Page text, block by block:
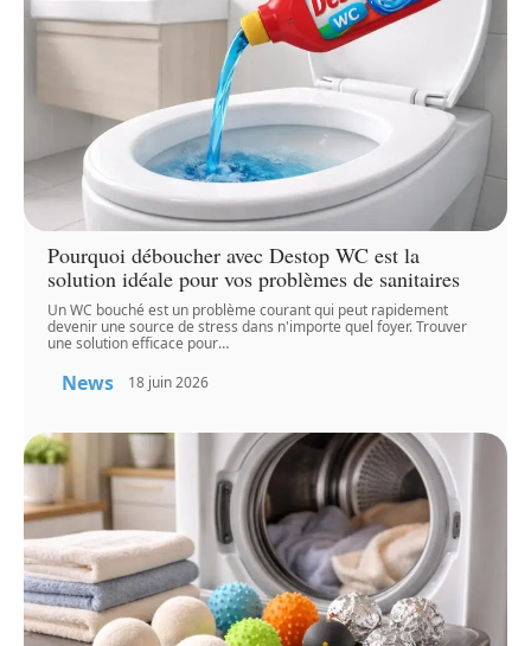
Pourquoi déboucher avec Destop WC est la
solution idéale pour vos problèmes de sanitaires
Un WC bouché est un problème courant qui peut rapidement
devenir une source de stress dans n'importe quel foyer. Trouver
une solution efficace pour…
News 18 juin 2026